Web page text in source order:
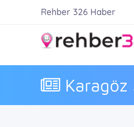
Karagöz
Rehber 326 Haber